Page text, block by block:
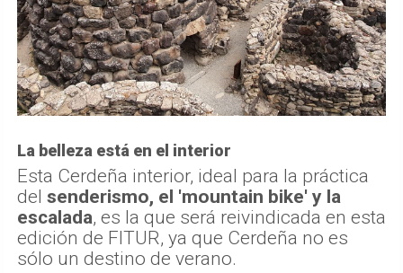
La belleza está en el interior
Esta Cerdeña interior, ideal para la práctica
delsenderismo, el 'mountain bike' y la
escalada, es la que será reivindicada en esta